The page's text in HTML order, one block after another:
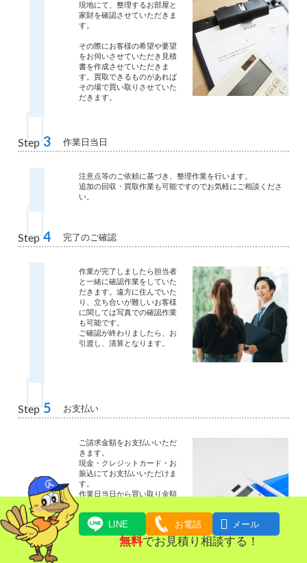
現地にて、整理するお部屋と
家財を確認させていただきま
す。
その際にお客様の希望や要望
をお伺いさせていただき見積
書を作成させていただきま
す。買取できるものがあれば
その場で買い取りさせていた
だきます。
Step 3 作業日当日
注意点等のご依頼に基づき、整理作業を行います。
追加の回収・買取作業も可能ですのでお気軽にご相談くださ
い。
Step 4 完了のご確認
作業が完了しましたら担当者
と一緒に確認作業をしていた
だきます。遠方に住んでいた
り、立ち合いが難しいお客様
に関しては写真での確認作業
も可能です。
ご確認が終わりましたら、お
引渡し、清算となります。
Step 5 お支払い
ご請求金額をお支払いいただ
きます。
現金・クレジットカード・お
振込にてお支払いいただけま
す。
作業日当日から買い取り金額
能です。
LINE お電話  メール
無料でお見積り相談する！